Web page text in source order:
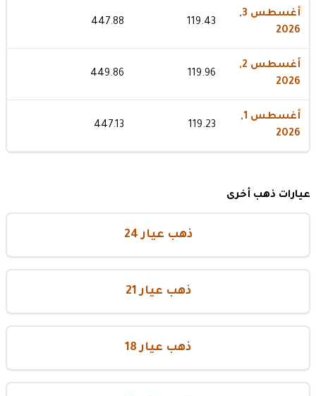
أغسطس 3,
2026
119.43
447.88
أغسطس 2,
2026
119.96
449.86
أغسطس 1,
2026
119.23
447.13
عيارات ذهب أخرى
ذهب عيار 24
ذهب عيار 21
ذهب عيار 18